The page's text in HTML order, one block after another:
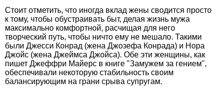
Стоит отметить, что иногда вклад жены сводится просто
к тому, чтобы обустраивать быт, делая жизнь мужа
максимально комфортной, расчищая для него
творческий путь, чтобы ничто ему не мешало. Такими
были Джесси Конрад (жена Джозефа Конрада) и Нора
Джойс (жена Джеймса Джойса). Обе эти женщины, как
пишет Джеффри Майерс в книге "Замужем за гением",
обеспечивали некоторую стабильность своим
балансирующим на грани срыва супругам.